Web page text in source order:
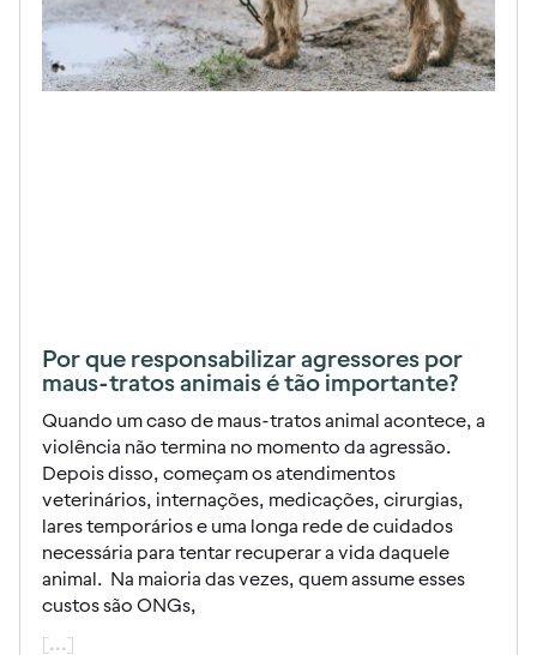
Por que responsabilizar agressores por
maus-tratos animais é tão importante?
Quando um caso de maus-tratos animal acontece, a
violência não termina no momento da agressão.
Depois disso, começam os atendimentos
veterinários, internações, medicações, cirurgias,
lares temporários e uma longa rede de cuidados
necessária para tentar recuperar a vida daquele
animal. Na maioria das vezes, quem assume esses
custos são ONGs,
[...]